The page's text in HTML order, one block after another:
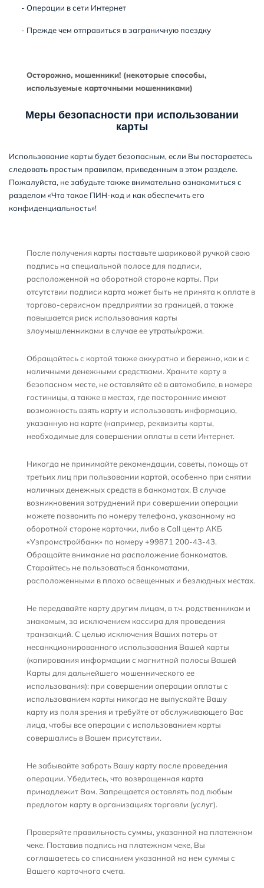
- Операции в сети Интернет
- Прежде чем отправиться в заграничную поездку
Осторожно, мошенники! (некоторые способы,
используемые карточными мошенниками)
Меры безопасности при использовании
карты
Использование карты будет безопасным, если Вы постараетесь
следовать простым правилам, приведенным в этом разделе.
Пожалуйста, не забудьте также внимательно ознакомиться с
разделом «Что такое ПИН-код и как обеспечить его
конфиденциальность»!
После получения карты поставьте шариковой ручкой свою
подпись на специальной полосе для подписи,
расположенной на оборотной стороне карты. При
отсутствии подписи карта может быть не принята к оплате в
торгово-сервисном предприятии за границей, а также
повышается риск использования карты
злоумышленниками в случае ее утраты/кражи.
Обращайтесь с картой также аккуратно и бережно, как и с
наличными денежными средствами. Храните карту в
безопасном месте, не оставляйте её в автомобиле, в номере
гостиницы, а также в местах, где посторонние имеют
возможность взять карту и использовать информацию,
указанную на карте (например, реквизиты карты,
необходимые для совершении оплаты в сети Интернет.
Никогда не принимайте рекомендации, советы, помощь от
третьих лиц при пользовании картой, особенно при снятии
наличных денежных средств в банкоматах. В случае
возникновения затруднений при совершении операции
можете позвонить по номеру телефона, указанному на
оборотной стороне карточки, либо в Call центр АКБ
«Узпромстройбанк» по номеру +99871 200-43-43.
Обращайте внимание на расположение банкоматов.
Старайтесь не пользоваться банкоматами,
расположенными в плохо освещенных и безлюдных местах.
Не передавайте карту другим лицам, в т.ч. родственникам и
знакомым, за исключением кассира для проведения
транзакций. С целью исключения Ваших потерь от
несанкционированного использования Вашей карты
(копирования информации с магнитной полосы Вашей
Карты для дальнейшего мошеннического ее
использования): при совершении операции оплаты с
использованием карты никогда не выпускайте Вашу
карту из поля зрения и требуйте от обслуживающего Вас
лица, чтобы все операции с использованием карты
совершались в Вашем присутствии.
Не забывайте забрать Вашу карту после проведения
операции. Убедитесь, что возвращенная карта
принадлежит Вам. Запрещается оставлять под любым
предлогом карту в организациях торговли (услуг).
Проверяйте правильность суммы, указанной на платежном
чеке. Поставив подпись на платежном чеке, Вы
соглашаетесь со списанием указанной на нем суммы с
Вашего карточного счета.